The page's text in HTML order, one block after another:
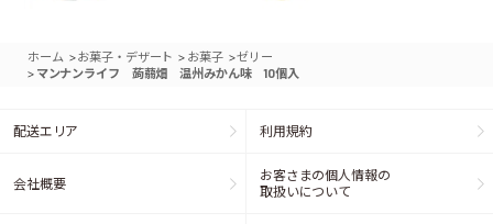
ホーム >お菓子・デザート > お菓子 >ゼリー
> マンナンライフ 蒟蒻畑 温州みかん味 10個入
配送エリア 利用規約
会社概要
お客さまの個人情報の
取扱いについて